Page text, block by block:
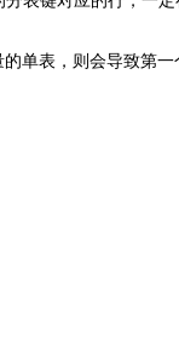
单表，则会导致第一